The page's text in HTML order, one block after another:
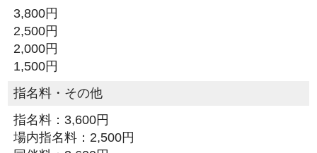
3,800円
2,500円
2,000円
1,500円
指名料・その他
指名料：3,600円
場内指名料：2,500円